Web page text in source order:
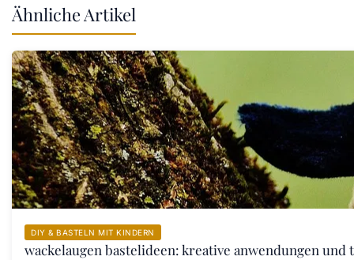
Ähnliche Artikel
DIY & BASTELN MIT KINDERN
wackelaugen bastelideen: kreative anwendungen und